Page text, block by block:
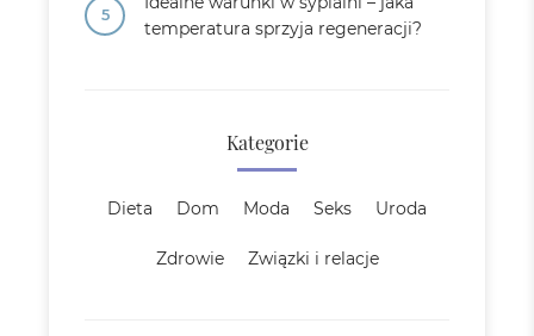
temperatura sprzyja regeneracji?
Kategorie
Dieta Dom Moda Seks Uroda
Zdrowie Związki i relacje